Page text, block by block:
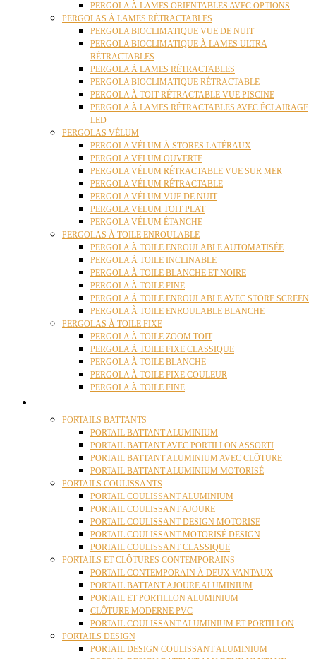
PERGOLA À LAMES ORIENTABLES AVEC OPTIONS
PERGOLAS À LAMES RÉTRACTABLES
PERGOLA BIOCLIMATIQUE VUE DE NUIT
PERGOLA BIOCLIMATIQUE À LAMES ULTRA
RÉTRACTABLES
PERGOLA À LAMES RÉTRACTABLES
PERGOLA BIOCLIMATIQUE RÉTRACTABLE
PERGOLA À TOIT RÉTRACTABLE VUE PISCINE
PERGOLA À LAMES RÉTRACTABLES AVEC ÉCLAIRAGE
LED
PERGOLAS VÉLUM
PERGOLA VÉLUM À STORES LATÉRAUX
PERGOLA VÉLUM OUVERTE
PERGOLA VÉLUM RÉTRACTABLE VUE SUR MER
PERGOLA VÉLUM RÉTRACTABLE
PERGOLA VÉLUM VUE DE NUIT
PERGOLA VÉLUM TOIT PLAT
PERGOLA VÉLUM ÉTANCHE
PERGOLAS À TOILE ENROULABLE
PERGOLA À TOILE ENROULABLE AUTOMATISÉE
PERGOLA À TOILE INCLINABLE
PERGOLA À TOILE BLANCHE ET NOIRE
PERGOLA À TOILE FINE
PERGOLA À TOILE ENROULABLE AVEC STORE SCREEN
PERGOLA À TOILE ENROULABLE BLANCHE
PERGOLAS À TOILE FIXE
PERGOLA À TOILE ZOOM TOIT
PERGOLA À TOILE FIXE CLASSIQUE
PERGOLA À TOILE BLANCHE
PERGOLA À TOILE FIXE COULEUR
PERGOLA À TOILE FINE
PORTAILS BATTANTS
PORTAIL BATTANT ALUMINIUM
PORTAIL BATTANT AVEC PORTILLON ASSORTI
PORTAIL BATTANT ALUMINIUM AVEC CLÔTURE
PORTAIL BATTANT ALUMINIUM MOTORISÉ
PORTAILS COULISSANTS
PORTAIL COULISSANT ALUMINIUM
PORTAIL COULISSANT AJOURE
PORTAIL COULISSANT DESIGN MOTORISE
PORTAIL COULISSANT MOTORISÉ DESIGN
PORTAIL COULISSANT CLASSIQUE
PORTAILS ET CLÔTURES CONTEMPORAINS
PORTAIL CONTEMPORAIN À DEUX VANTAUX
PORTAIL BATTANT AJOURE ALUMINIUM
PORTAIL ET PORTILLON ALUMINIUM
CLÔTURE MODERNE PVC
PORTAIL COULISSANT ALUMINIUM ET PORTILLON
PORTAILS DESIGN
PORTAIL DESIGN COULISSANT ALUMINIUM